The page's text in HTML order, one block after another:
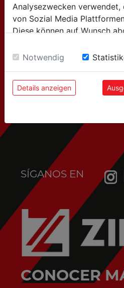
para consultas generales
(Información sobre
Servicio postventa
(piezas de recambio,
SÍGANOS EN
CONOCER
Analysezwecken verwendet,
von Sozial Media
Diese können auf Wunsch
Einwilligung zu unseren
Notwendig
Details anzeigen